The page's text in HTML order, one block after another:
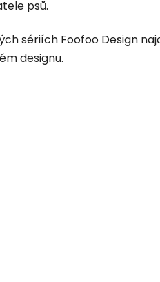
psů.
sériích Foofoo Design
designu.